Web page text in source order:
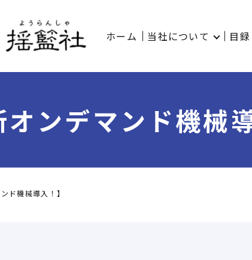
ホーム 当社について 目録
オンデマンド機械
ド機械導入！】